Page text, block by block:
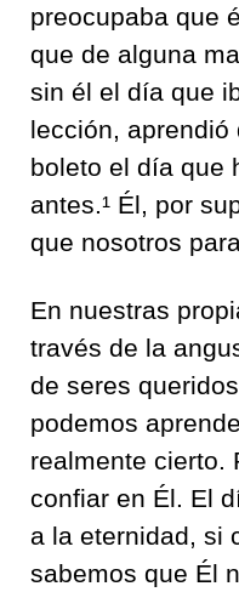
preocupaba que
que de alguna
sin él el día que
lección, aprendió
boleto el día que
antes.¹ Él, por
que nosotros
En nuestras
través de la
de seres
podemos
realmente cierto.
confiar en Él. El
a la eternidad, si
sabemos que Él